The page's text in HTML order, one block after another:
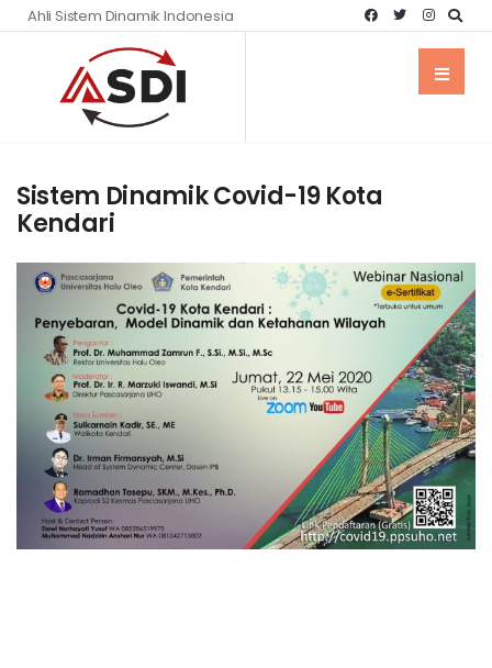
Ahli Sistem Dinamik Indonesia
Sistem Dinamik Covid-19 Kota
Kendari
UNCATEGORIZED